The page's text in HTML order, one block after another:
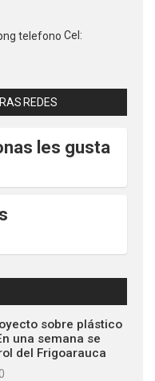
Cel:
REDES
les gusta
sobre plástico
una semana se
del Frigoarauca